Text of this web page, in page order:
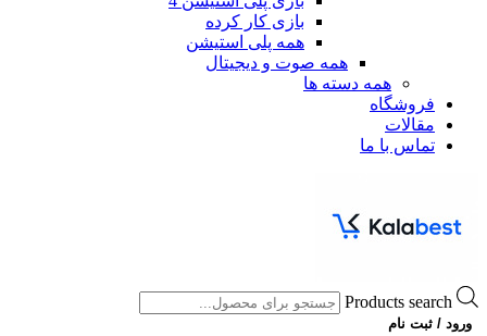
بازی کار کرده
همه پلی استیشن
همه صوت و دیجیتال
همه دسته ها
فروشگاه
مقالات
تماس با ما
Products search
ورود / ثبت نام